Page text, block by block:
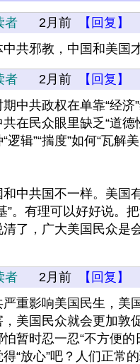
者 2月前
【回复】
共邪教，中国和美国
者 2月前
【回复】
中共政权在单靠“经济”
在民众眼里缺乏“道德
逻辑”“揣度”如何“瓦解
和中共国不一样。美国
”。有理可以好好说。
清了，广大美国民众是
者 2月前
【回复】
重影响美国民生，美
美国民众就会更加敦
暂时忍一忍“不方便的
得“放心”吧？人们正常